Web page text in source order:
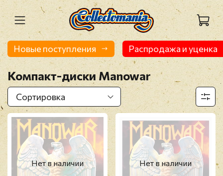
Новые поступления Распродажа и уценка
Компакт-диски Manowar
Нет в наличии Нет в наличии